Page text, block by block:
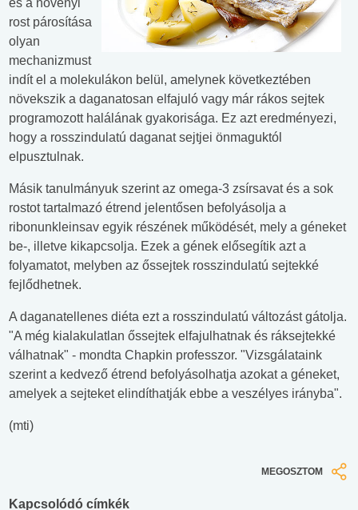
és a növényi
rost párosítása
olyan
mechanizmust
indít el a molekulákon belül, amelynek következtében
növekszik a daganatosan elfajuló vagy már rákos sejtek
programozott halálának gyakorisága. Ez azt eredményezi,
hogy a rosszindulatú daganat sejtjei önmaguktól
elpusztulnak.
Másik tanulmányuk szerint az omega-3 zsírsavat és a sok
rostot tartalmazó étrend jelentősen befolyásolja a
ribonunkleinsav egyik részének működését, mely a géneket
be-, illetve kikapcsolja. Ezek a gének elősegítik azt a
folyamatot, melyben az őssejtek rosszindulatú sejtekké
fejlődhetnek.
A daganatellenes diéta ezt a rosszindulatú változást gátolja.
"A még kialakulatlan őssejtek elfajulhatnak és ráksejtekké
válhatnak" - mondta Chapkin professzor. "Vizsgálataink
szerint a kedvező étrend befolyásolhatja azokat a géneket,
amelyek a sejteket elindíthatják ebbe a veszélyes irányba".
(mti)
MEGOSZTOM
Kapcsolódó címkék